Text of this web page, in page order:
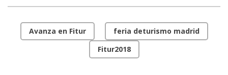
Avanza en Fitur
feria deturismo madrid
Fitur2018